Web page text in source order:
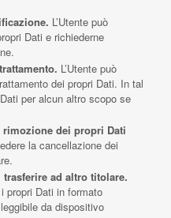
L’Utente può
Dati e richiederne
L’Utente può
dei propri Dati. In tal
per alcun altro scopo se
dei propri Dati
la cancellazione dei
ad altro titolare.
propri Dati in formato
da dispositivo